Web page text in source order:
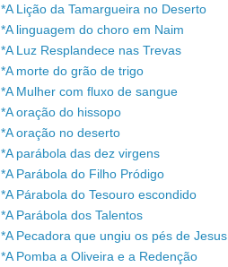
*A Lição da Tamargueira no Deserto
*A linguagem do choro em Naim
*A Luz Resplandece nas Trevas
*A morte do grão de trigo
*A Mulher com fluxo de sangue
*A oração do hissopo
*A oração no deserto
*A parábola das dez virgens
*A Parábola do Filho Pródigo
*A Párabola do Tesouro escondido
*A Parábola dos Talentos
*A Pecadora que ungiu os pés de Jesus
*A Pomba a Oliveira e a Redenção